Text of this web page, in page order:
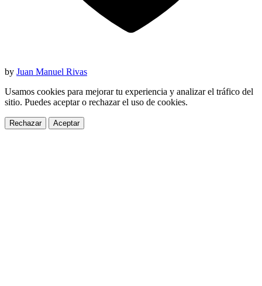
by Juan Manuel Rivas
Usamos cookies para mejorar tu experiencia y analizar el tráfico del
sitio. Puedes aceptar o rechazar el uso de cookies.
Rechazar Aceptar